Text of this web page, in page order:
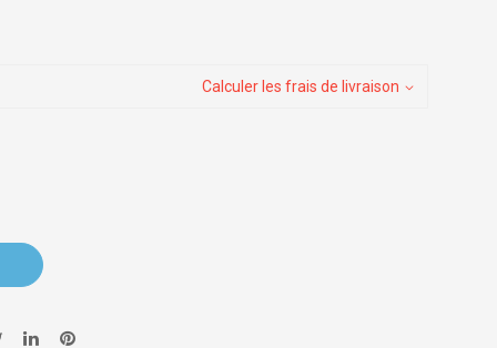
Calculer les frais de livraison